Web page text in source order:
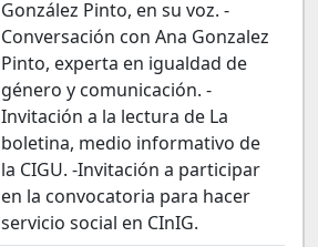
González Pinto, en su voz. -
Conversación con Ana Gonzalez
Pinto, experta en igualdad de
género y comunicación. -
Invitación a la lectura de La
boletina, medio informativo de
la CIGU. -Invitación a participar
en la convocatoria para hacer
servicio social en CInIG.